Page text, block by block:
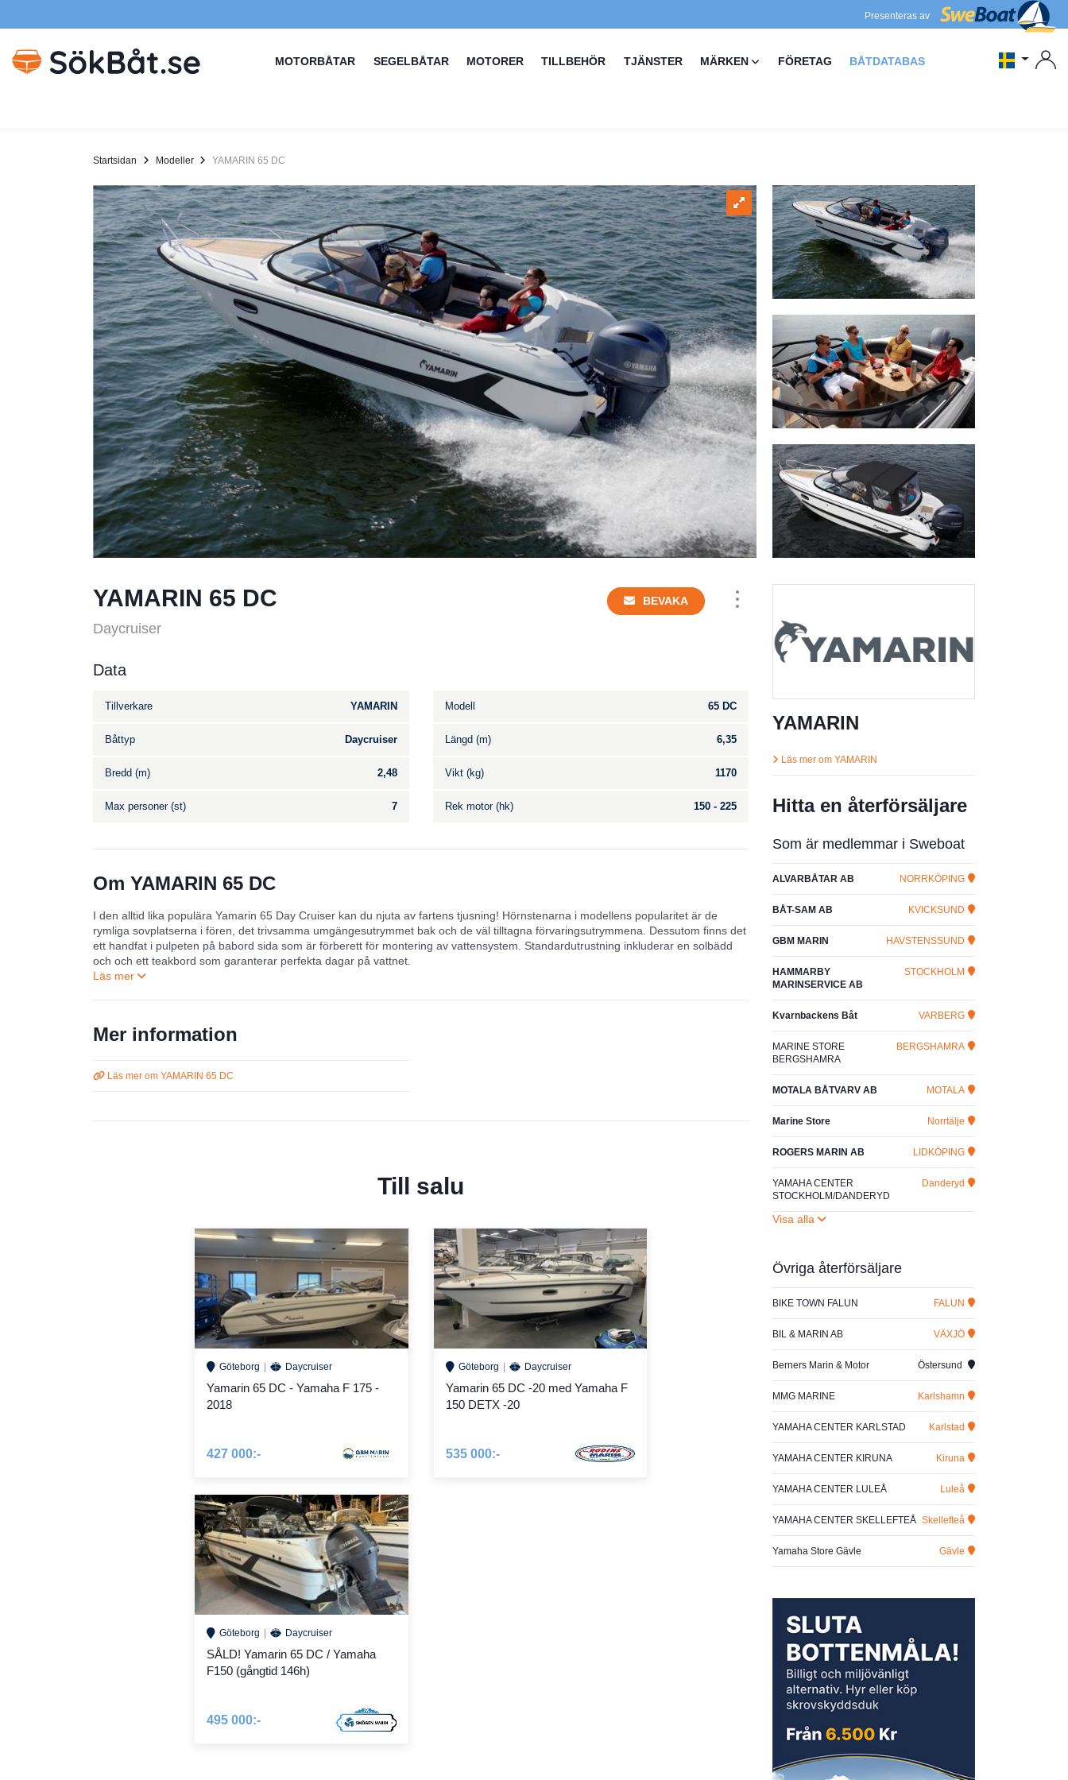
Presenteras av
MOTORBÅTAR SEGELBÅTAR MOTORER TILLBEHÖR TJÄNSTER MÄRKEN FÖRETAG BÅTDATABAS
Startsidan Modeller YAMARIN 65 DC
YAMARIN 65 DC
Daycruiser
BEVAKA
Data
Tillverkare YAMARIN Modell 65 DC
Båttyp Daycruiser Längd (m) 6,35
Bredd (m) 2,48 Vikt (kg) 1170
Max personer (st) 7 Rek motor (hk) 150 - 225
Om YAMARIN 65 DC
I den alltid lika populära Yamarin 65 Day Cruiser kan du njuta av fartens tjusning! Hörnstenarna i modellens popularitet är de
rymliga sovplatserna i fören, det trivsamma umgängesutrymmet bak och de väl tilltagna förvaringsutrymmena. Dessutom finns det
ett handfat i pulpeten på babord sida som är förberett för montering av vattensystem. Standardutrustning inkluderar en solbädd
och och ett teakbord som garanterar perfekta dagar på vattnet.
Mer information
Läs mer om YAMARIN 65 DC
Till salu
Göteborg Daycruiser
Yamarin 65 DC - Yamaha F 175 -
2018
427 000:-
Göteborg Daycruiser
Yamarin 65 DC -20 med Yamaha F
150 DETX -20
535 000:-
Göteborg Daycruiser
SÅLD! Yamarin 65 DC / Yamaha
F150 (gångtid 146h)
495 000:-
YAMARIN
Läs mer om YAMARIN
Hitta en återförsäljare
Som är medlemmar i Sweboat
ALVARBÅTAR AB NORRKÖPING
BÅT-SAM AB KVICKSUND
GBM MARIN HAVSTENSSUND
HAMMARBY
MARINSERVICE AB
STOCKHOLM
Kvarnbackens Båt VARBERG
MARINE STORE
BERGSHAMRA
BERGSHAMRA
MOTALA BÅTVARV AB MOTALA
Marine Store Norrtälje
ROGERS MARIN AB LIDKÖPING
YAMAHA CENTER
STOCKHOLM/DANDERYD
Danderyd
Övriga återförsäljare
BIKE TOWN FALUN FALUN
BIL & MARIN AB VÄXJÖ
Berners Marin & Motor Östersund
MMG MARINE Karlshamn
YAMAHA CENTER KARLSTAD Karlstad
YAMAHA CENTER KIRUNA Kiruna
YAMAHA CENTER LULEÅ Luleå
YAMAHA CENTER SKELLEFTEÅ Skellefteå
Yamaha Store Gävle Gävle